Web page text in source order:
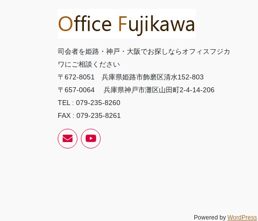
司会者を姫路・神戸・大阪でお探しならオフィスフジカ
ワにご相談ください
〒672-8051 兵庫県姫路市飾磨区清水152-803
〒657-0064 兵庫県神戸市灘区山田町2-4-14-206
TEL : 079-235-8260
FAX : 079-235-8261
Powered by WordPress